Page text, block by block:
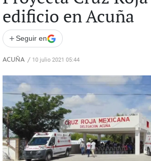
edificio en Acuña
+ Seguir en
ACUÑA / 10 julio 2021 05:44